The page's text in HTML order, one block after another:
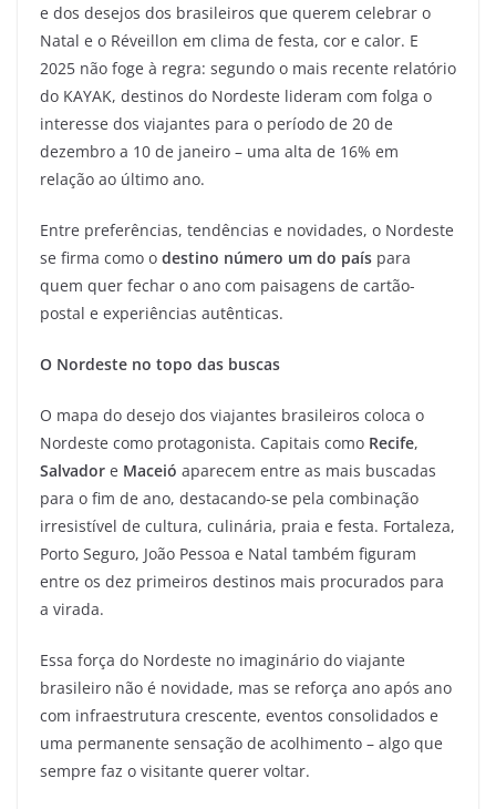
e dos desejos dos brasileiros que querem celebrar o
Natal e o Réveillon em clima de festa, cor e calor. E
2025 não foge à regra: segundo o mais recente relatório
do KAYAK, destinos do Nordeste lideram com folga o
interesse dos viajantes para o período de 20 de
dezembro a 10 de janeiro – uma alta de 16% em
relação ao último ano.
Entre preferências, tendências e novidades, o Nordeste
se firma como o destino número um do país para
quem quer fechar o ano com paisagens de cartão-
postal e experiências autênticas.
O Nordeste no topo das buscas
O mapa do desejo dos viajantes brasileiros coloca o
Nordeste como protagonista. Capitais como Recife,
Salvador e Maceió aparecem entre as mais buscadas
para o fim de ano, destacando-se pela combinação
irresistível de cultura, culinária, praia e festa. Fortaleza,
Porto Seguro, João Pessoa e Natal também figuram
entre os dez primeiros destinos mais procurados para
a virada.
Essa força do Nordeste no imaginário do viajante
brasileiro não é novidade, mas se reforça ano após ano
com infraestrutura crescente, eventos consolidados e
uma permanente sensação de acolhimento – algo que
sempre faz o visitante querer voltar.